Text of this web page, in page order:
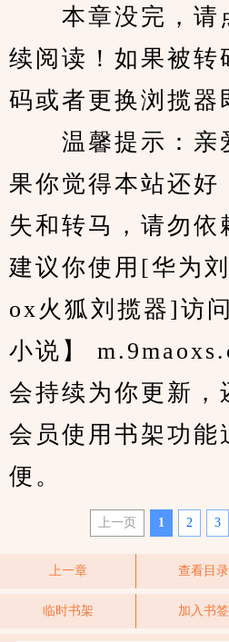
本章没完，请
续阅读！如果被转
码或者更换浏揽器
温馨提示：亲
果你觉得本站还好
失和转马，请勿依
建议你使用[华为
ox火狐刘揽器]访
小说】
会持续为你更新，
会员使用书架功能
便。
上一页 1 2 3
上一章 查看目录
临时书架 加入书签